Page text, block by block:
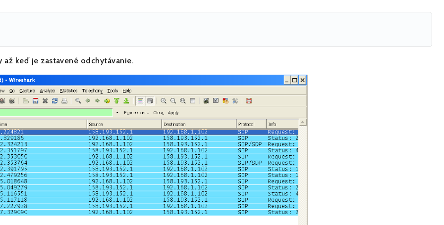
až keď je zastavené odchytávanie.